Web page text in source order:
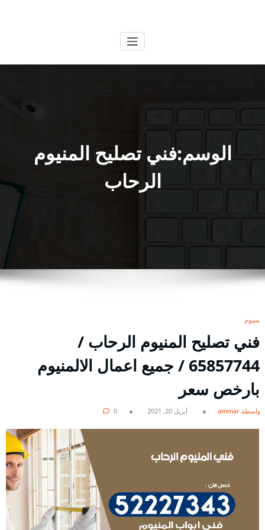
الوسم:فني تصليح المنيوم
الرحاب
المنيوم
فني تصليح المنيوم الرحاب /
65857744 / جميع اعمال الالمنيوم
بارخص سعر
بواسطة ammar أبريل 20, 2021 0